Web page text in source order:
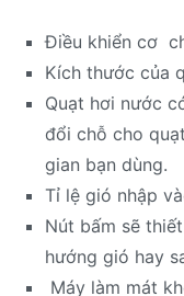
Điều khiển cơ
Kích thước của
Quạt hơi nước
đổi chỗ cho
gian bạn dùng.
Tỉ lệ gió nhập
Nút bấm sẽ
hướng gió hay
Máy làm mát